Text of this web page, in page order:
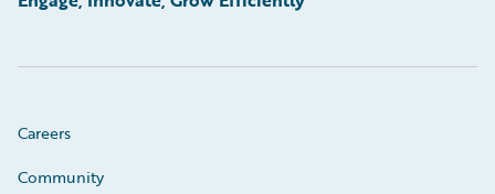
Careers
Community